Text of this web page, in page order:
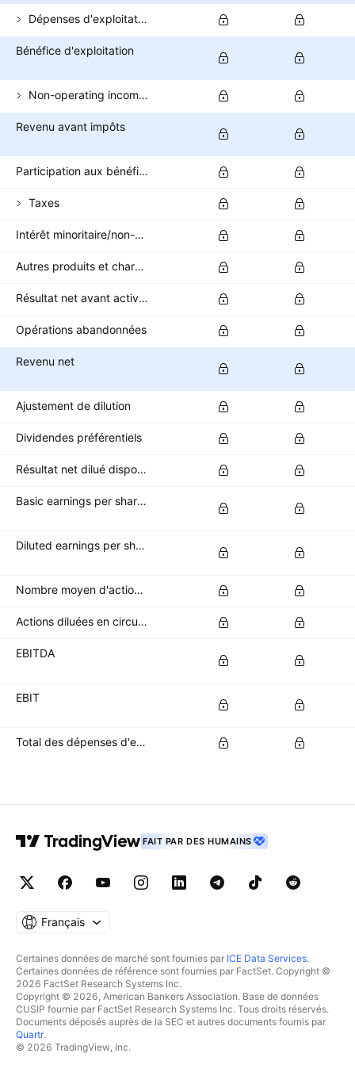
Dépenses d'exploitation (hors COGS)
Bénéfice d'exploitation
Non-operating income (total)
Revenu avant impôts
Participation aux bénéfices
Taxes
Intérêt minoritaire/non-contrôlant
Autres produits et charges après impôts
Résultat net avant activités abandonnées
Opérations abandonnées
Revenu net
Ajustement de dilution
Dividendes préférentiels
Résultat net dilué disponible pour les actionnaires ordinaires
Basic earnings per share (basic EPS)
Diluted earnings per share (diluted EPS)
Nombre moyen d'actions de base en circulation
Actions diluées en circulation
EBITDA
EBIT
Total des dépenses d'exploitation
FAIT PAR DES HUMAINS
Français
Certaines données de marché sont fournies par ICE Data Services.
Certaines données de référence sont fournies par FactSet. Copyright ©
2026 FactSet Research Systems Inc.
Copyright © 2026, American Bankers Association. Base de données
CUSIP fournie par FactSet Research Systems Inc. Tous droits réservés.
Documents déposés auprès de la SEC et autres documents fournis par
Quartr.
© 2026 TradingView, Inc.